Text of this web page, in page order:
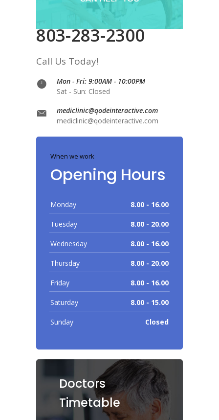
803-283-2300
Call Us Today!
Mon - Fri: 9:00AM - 10:00PM
Sat - Sun: Closed
mediclinic@qodeinteractive.com
mediclinic@qodeinteractive.com
When we work
Opening Hours
Monday 8.00 - 16.00
Tuesday 8.00 - 20.00
Wednesday 8.00 - 16.00
Thursday 8.00 - 20.00
Friday 8.00 - 16.00
Saturday 8.00 - 15.00
Sunday Closed
Doctors
Timetable